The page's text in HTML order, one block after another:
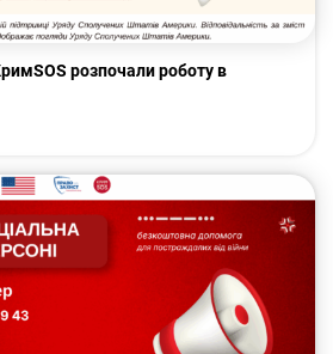
розпочали роботу в